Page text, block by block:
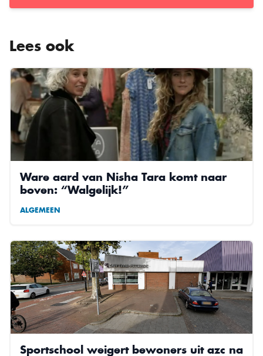
Lees ook
Ware aard van Nisha Tara komt naar
boven: “Walgelijk!”
ALGEMEEN
Sportschool weigert bewoners uit azc na